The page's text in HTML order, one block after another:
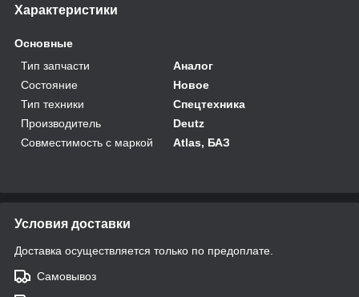
Характеристики
Основные
Тип запчасти
Аналог
Состояние
Новое
Тип техники
Спецтехника
Производитель
Deutz
Совместимость с маркой
Atlas, БАЗ
Условия доставки
Доставка осуществляется только по предоплате.
Самовывоз